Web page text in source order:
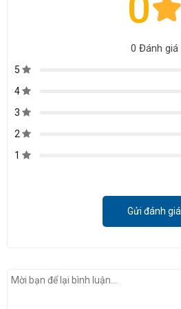
0 Đánh giá
5
4
3
2
1
Gửi đánh giá